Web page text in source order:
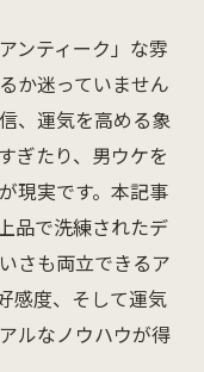
ンティーク」な雰
か迷っていません
、運気を高める象
ぎたり、男ウケを
現実です。本記事
品で洗練されたデ
さも両立できるア
感度、そして運気
ルなノウハウが得